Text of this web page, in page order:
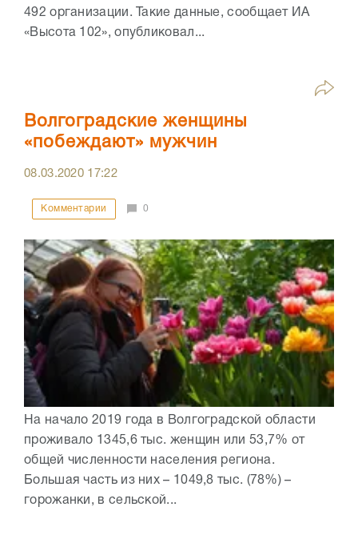
492 организации. Такие данные, сообщает ИА
«Высота 102», опубликовал...
Волгоградские женщины
«побеждают» мужчин
08.03.2020 17:22
Комментарии 0
На начало 2019 года в Волгоградской области
проживало 1345,6 тыс. женщин или 53,7% от
общей численности населения региона.
Большая часть из них – 1049,8 тыс. (78%) –
горожанки, в сельской...